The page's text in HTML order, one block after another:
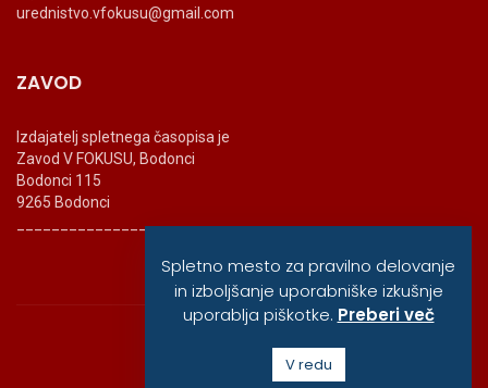
urednistvo.vfokusu@gmail.com
ZAVOD
Izdajatelj spletnega časopisa je
Zavod V FOKUSU, Bodonci
Bodonci 115
9265 Bodonci
_______________________
© vfokusu, 2020
Spletno mesto za pravilno delovanje
in izboljšanje uporabniške izkušnje
uporablja piškotke. Preberi več
V redu